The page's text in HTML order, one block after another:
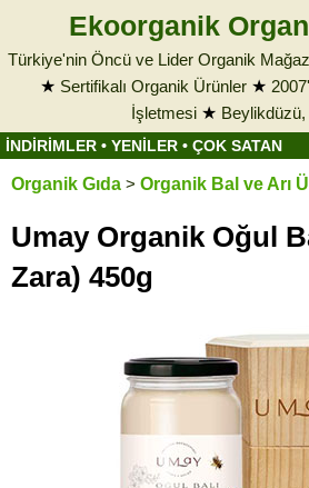
Ekoorganik
Türkiye'nin Öncü ve Lider Organik
★ Sertifikalı Organik Ürünler★
İşletmesi ★
İNDİRİMLER • YENİLER • ÇOK SATAN
Organik Gıda > Organik Bal ve Arı
Umay Organik Oğul
Zara) 450g